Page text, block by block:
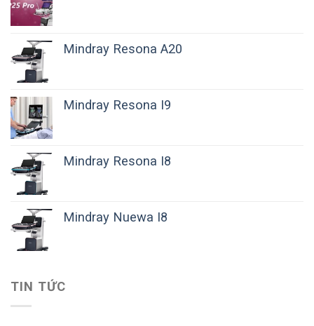
Mindray Resona A20
Mindray Resona I9
Mindray Resona I8
Mindray Nuewa I8
TIN TỨC